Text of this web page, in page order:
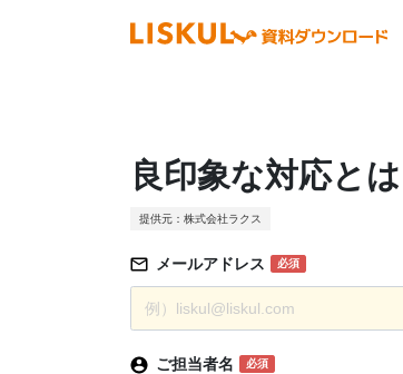
良印象な対応と
提供元：株式会社ラクス
メールアドレス 必須
ご担当者名 必須